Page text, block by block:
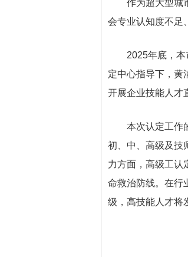
作为超大型城市
会专业认知度不足
2025年底，本市
定中心指导下，黄
开展企业技能人才
本次认定工作的
初、中、高级及技
力方面，高级工认
命救治防线。在行
级，高技能人才将